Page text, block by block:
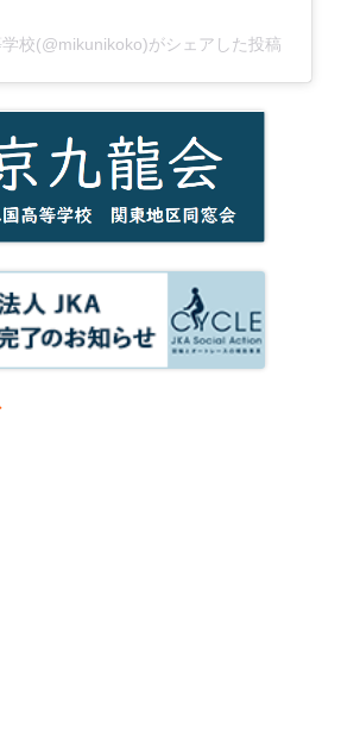
校(@mikunikoko)がシェアした投稿